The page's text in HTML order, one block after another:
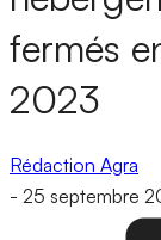
fermés
2023
Rédaction Agra
- 25 septembre